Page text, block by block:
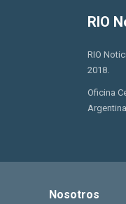
RIO
RIO
2018.
Oficina
Argentina
Nosotros